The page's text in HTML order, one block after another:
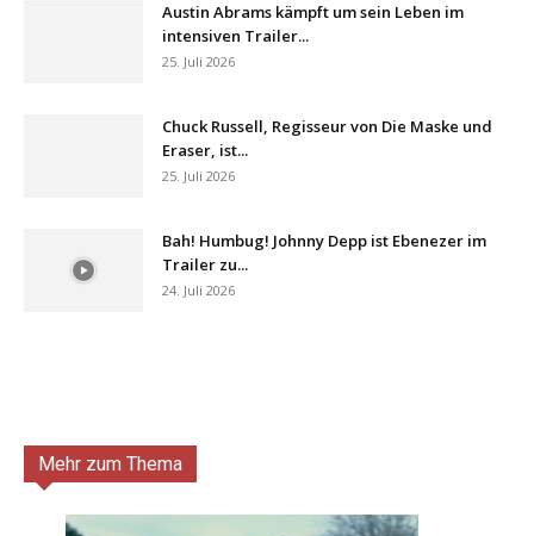
Austin Abrams kämpft um sein Leben im
intensiven Trailer...
25. Juli 2026
Chuck Russell, Regisseur von Die Maske und
Eraser, ist...
25. Juli 2026
Bah! Humbug! Johnny Depp ist Ebenezer im
Trailer zu...
24. Juli 2026
Mehr zum Thema